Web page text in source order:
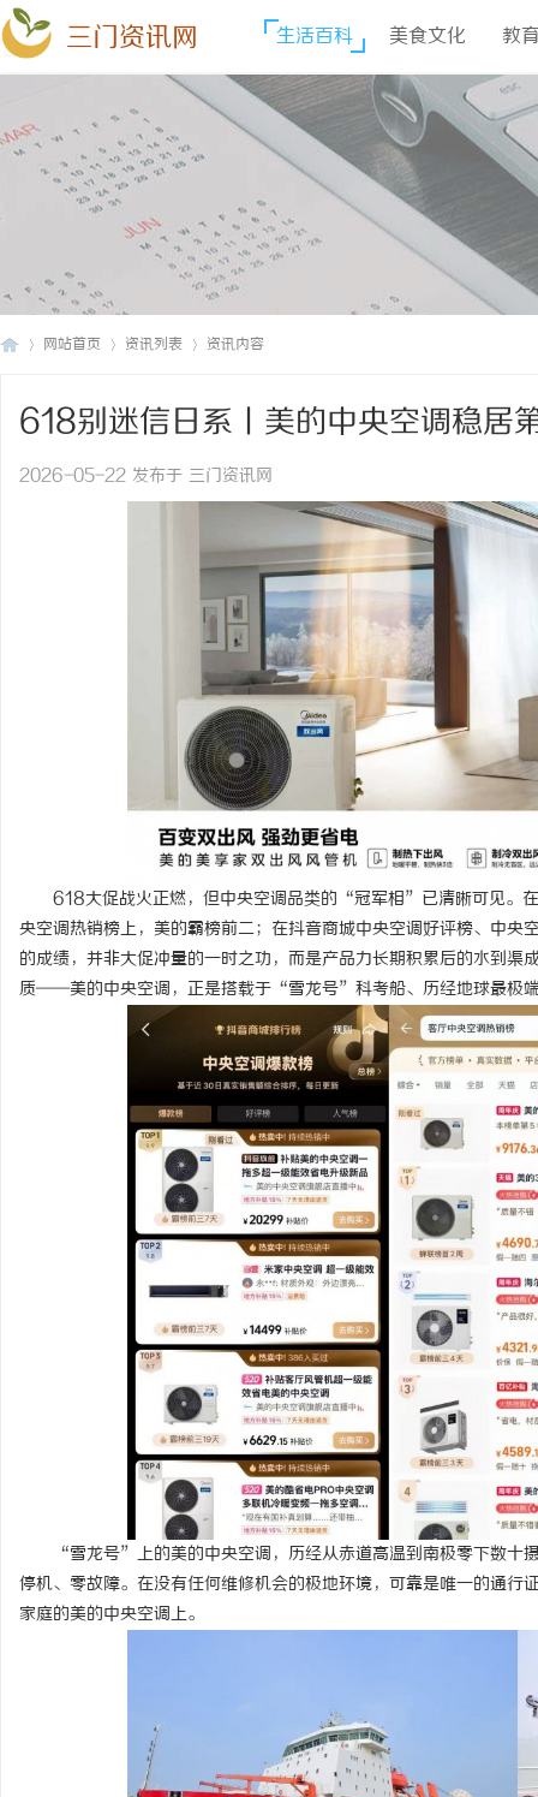
三门资讯网 生活百科 美食文化 教
网站首页 资讯列表 资讯内容
618别迷信日系丨美的中央空调稳居
配
2026-05-22 发布于 三门资讯网
618大促战火正燃，但中央空调品类的“冠军相”已清晰可见。
央空调热销榜上，美的霸榜前二；在抖音商城中央空调好评榜、中
的成绩，并非大促冲量的一时之功，而是产品力长期积累后的水到
质——美的中央空调，正是搭载于“雪龙号”科考船、历经地球最极
“雪龙号”上的美的中央空调，历经从赤道高温到南极零下数十
停机、零故障。在没有任何维修机会的极地环境，可靠是唯一的通
家庭的美的中央空调上。
秘！专业充电桩项目软件开发商，究竟藏着 激光切管机：现代制造